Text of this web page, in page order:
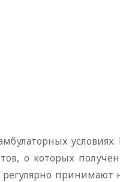
о которых
регулярно принимают